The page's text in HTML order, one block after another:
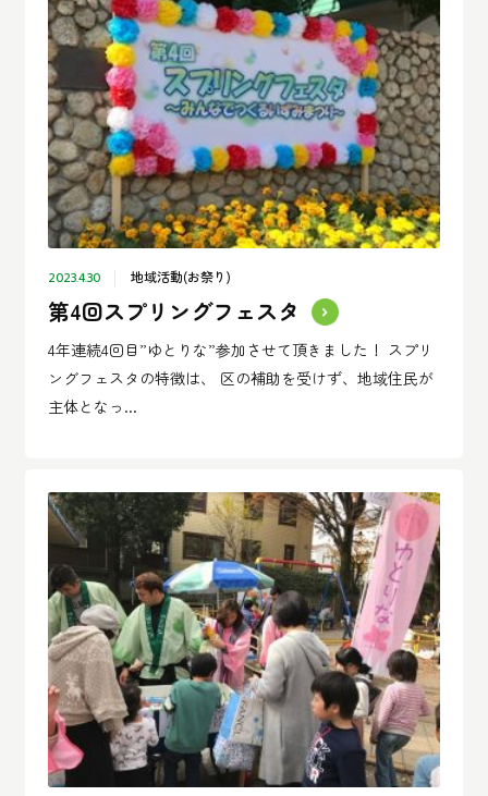
2023.4.30 地域活動(お祭り)
第4回スプリングフェスタ
4年連続4回目”ゆとりな”参加させて頂きました！ スプリ
ングフェスタの特徴は、 区の補助を受けず、地域住民が
主体となっ...